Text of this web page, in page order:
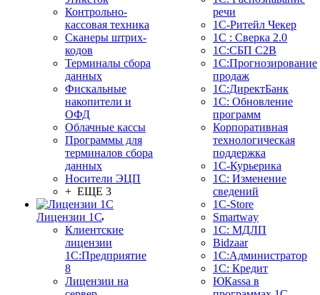
Контрольно-
кассовая техника
Сканеры штрих-
кодов
Терминалы сбора
данных
Фискальные
накопители и
ОФД
Облачные кассы
Программы для
терминалов сбора
данных
Носители ЭЦП
+ ЕЩЕ 3
Лицензии 1С
Клиентские
лицензии
1С:Предприятие
8
Лицензии на
речи
1C-Ритейл Чекер
1С : Сверка 2.0
1С:СБП C2B
1С:Прогнозирование
продаж
1С:ДиректБанк
1С: Обновление
программ
Корпоративная
технологическая
поддержка
1С-Курьерика
1С: Изменение
сведений
1C-Store
Smartway
1С: МДЛП
Bidzaar
1С:Администратор
1С: Кредит
ЮКаssа в